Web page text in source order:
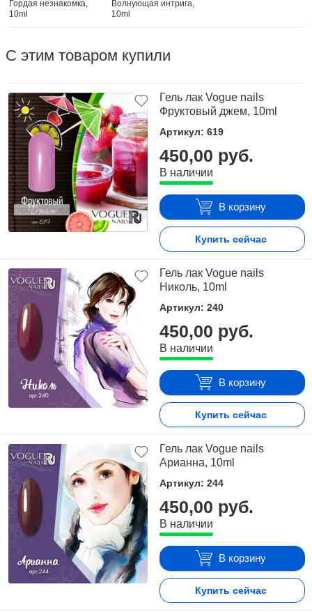
Гордая незнакомка,
10ml
Волнующая интрига,
10ml
С этим товаром купили
Гель лак Vogue nails
Фруктовый джем, 10ml
Артикул: 619
450,00 руб.
В наличии
В корзину
Купить сейчас
Гель лак Vogue nails
Николь, 10ml
Артикул: 240
450,00 руб.
В наличии
В корзину
Купить сейчас
Гель лак Vogue nails
Арианна, 10ml
Артикул: 244
450,00 руб.
В наличии
В корзину
Купить сейчас